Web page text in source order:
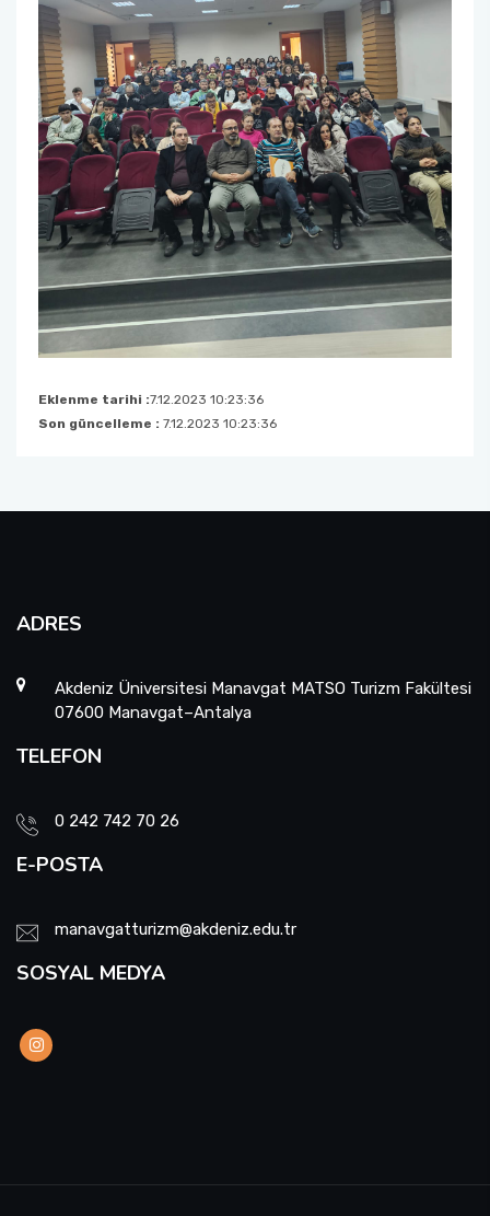
Eklenme tarihi :7.12.2023 10:23:36
Son güncelleme : 7.12.2023 10:23:36
ADRES
Akdeniz Üniversitesi Manavgat MATSO Turizm Fakültesi
07600 Manavgat–Antalya
TELEFON
0 242 742 70 26
E-POSTA
manavgatturizm@akdeniz.edu.tr
SOSYAL MEDYA